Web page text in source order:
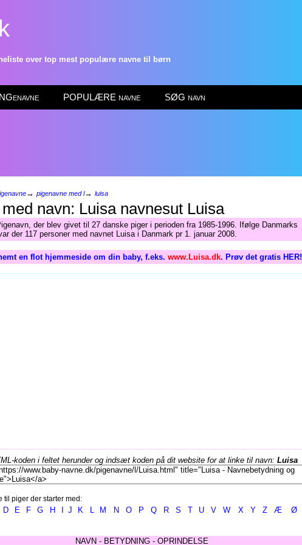
over top mest populære navne til børn
POPULÆRE navne SØG navn
→ pigenavne med l→ luisa
Luisa
der blev givet til 27 danske piger i perioden fra 1985-1996. Ifølge Danmarks
der 117 personer med navnet Luisa i Danmark pr 1. januar 2008.
en flot hjemmeside om din baby, f.eks. www.Luisa.dk. Prøv det gratis HER!
koden i feltet herunder og indsæt koden på dit website for at linke til navn: Luisa
til piger der starter med:
D E F G H J K L M N O P Q R S T U V W X Y Z Æ Ø
NAVN - BETYDNING - OPRINDELSE